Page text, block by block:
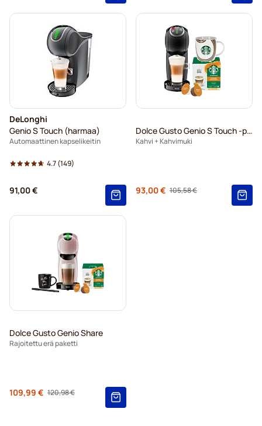
DeLonghi
Genio S Touch (harmaa)
Automaattinen kapselikeitin
4.7(149)
91,00 €
Dolce Gusto Genio S Touch -paketti
Kahvi + Kahvimuki
Regular Price
105,58 €
93,00 €
Dolce Gusto Genio Share
Rajoitettu erä paketti
Regular Price
120,98 €
109,99 €